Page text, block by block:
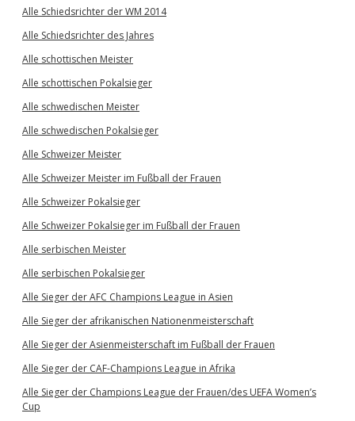
Alle Schiedsrichter der WM 2014
Alle Schiedsrichter des Jahres
Alle schottischen Meister
Alle schottischen Pokalsieger
Alle schwedischen Meister
Alle schwedischen Pokalsieger
Alle Schweizer Meister
Alle Schweizer Meister im Fußball der Frauen
Alle Schweizer Pokalsieger
Alle Schweizer Pokalsieger im Fußball der Frauen
Alle serbischen Meister
Alle serbischen Pokalsieger
Alle Sieger der AFC Champions League in Asien
Alle Sieger der afrikanischen Nationenmeisterschaft
Alle Sieger der Asienmeisterschaft im Fußball der Frauen
Alle Sieger der CAF-Champions League in Afrika
Alle Sieger der Champions League der Frauen/des UEFA Women’s
Cup